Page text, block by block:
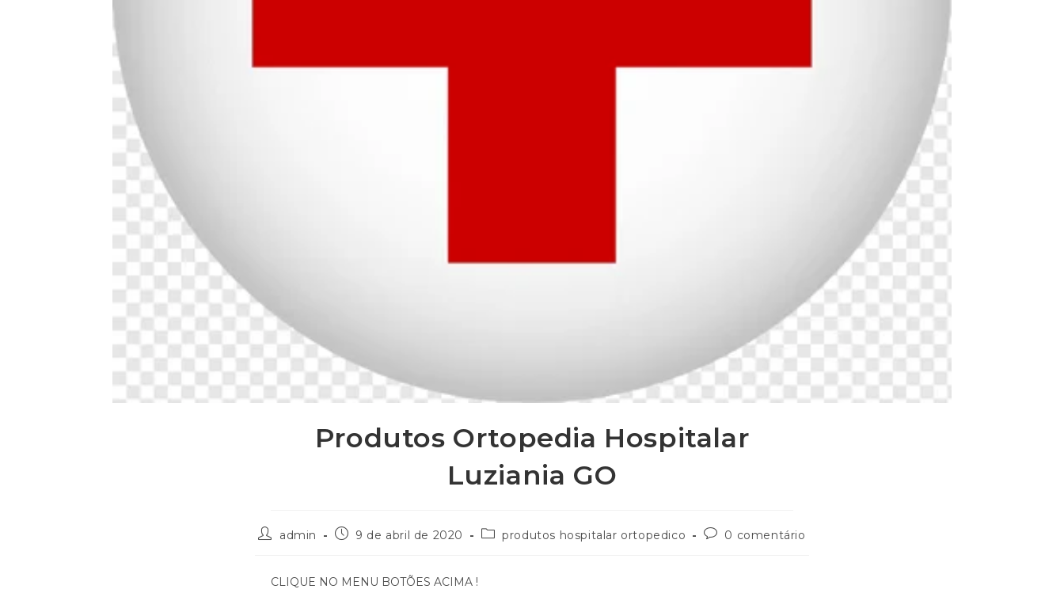
Produtos Ortopedia Hospitalar
Luziania GO
admin 9 de abril de 2020 produtos hospitalar ortopedico 0 comentário
CLIQUE NO MENU BOTÕES ACIMA !